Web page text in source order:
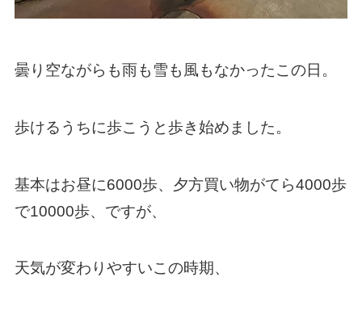
曇り空ながらも雨も雪も風もなかったこの日。
歩けるうちに歩こうと歩き始めました。
基本はお昼に6000歩、夕方買い物がてら4000歩
で10000歩、ですが、
天気が変わりやすいこの時期、